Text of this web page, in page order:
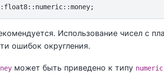
Использование чисел с
ошибок округления.
может быть приведено к типу numeric